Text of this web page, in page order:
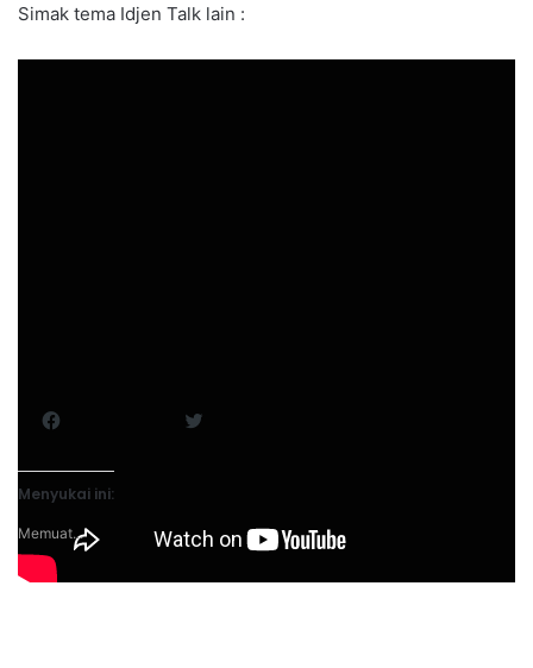
Simak tema Idjen Talk lain :
Menyukai ini:
Memuat...